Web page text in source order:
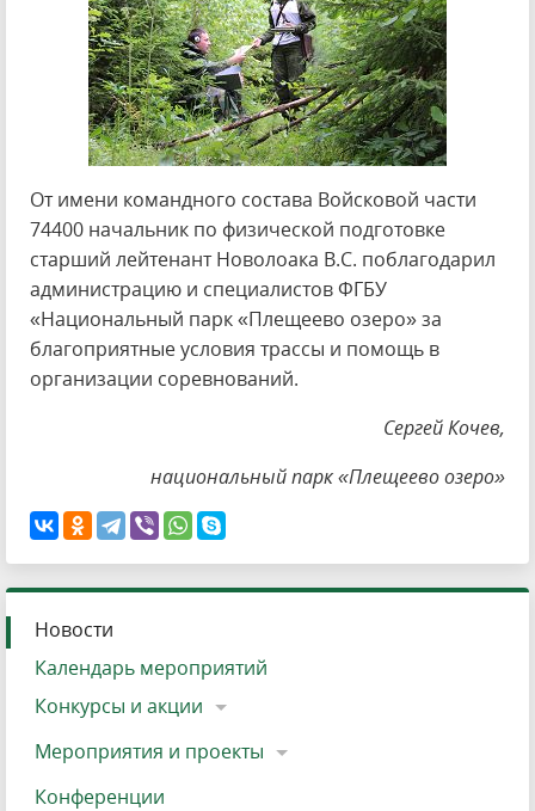
От имени командного состава Войсковой части
74400 начальник по физической подготовке
старший лейтенант Новолоака В.С. поблагодарил
администрацию и специалистов ФГБУ
«Национальный парк «Плещеево озеро» за
благоприятные условия трассы и помощь в
организации соревнований.
Сергей Кочев,
национальный парк «Плещеево озеро»
Новости
Календарь мероприятий
Конкурсы и акции
Мероприятия и проекты
Конференции